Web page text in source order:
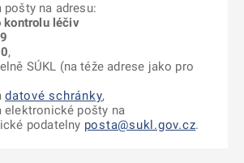
na adresu:
kontrolu léčiv
,
SÚKL (na téže adrese jako pro
datové schránky,
elektronické pošty na
podatelny posta@sukl.gov.cz.